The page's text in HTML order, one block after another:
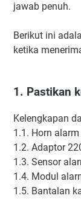
jawab penuh.
Berikut ini
ketika
1. Pastikan
Kelengkapan
1.1. Horn
1.2. Adaptor
1.3. Sensor
1.4. Modul
1.5. Bantalan